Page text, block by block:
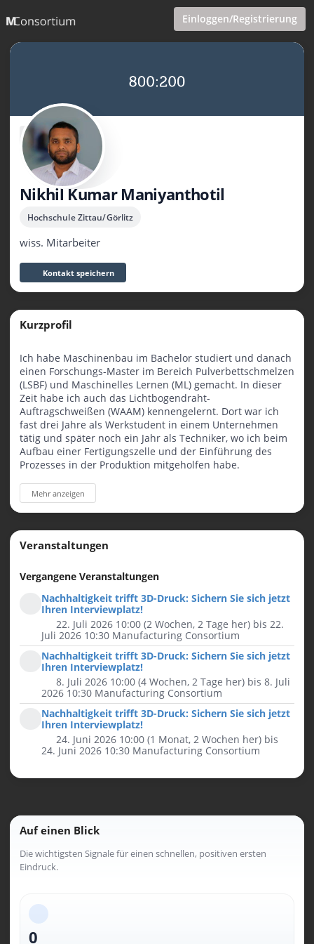
Einloggen/Registrierung
Nikhil Kumar Maniyanthotil
Hochschule Zittau/Görlitz
wiss. Mitarbeiter
Kontakt speichern
Kurzprofil
Ich habe Maschinenbau im Bachelor studiert und danach
einen Forschungs-Master im Bereich Pulverbettschmelzen
(LSBF) und Maschinelles Lernen (ML) gemacht. In dieser
Zeit habe ich auch das Lichtbogendraht-
Auftragschweißen (WAAM) kennengelernt. Dort war ich
fast drei Jahre als Werkstudent in einem Unternehmen
tätig und später noch ein Jahr als Techniker, wo ich beim
Aufbau einer Fertigungszelle und der Einführung des
Prozesses in der Produktion mitgeholfen habe.
Seit fast einem Jahr arbeite ich bei ZIRKON (HSZG) in
Zittau. Zusammen mit Forschungsinstituten wie IFW und
IWU bin ich im Projekt ProMaterialLausitz aktiv. Meine
Schwerpunkte liegen in der Lebenszyklusanalyse, der
Nachhaltigkeit und im WAAM.
Mehr anzeigen
Veranstaltungen
Vergangene Veranstaltungen
Nachhaltigkeit trifft 3D-Druck: Sichern Sie sich jetzt
Ihren Interviewplatz!
22. Juli 2026 10:00 (2 Wochen, 2 Tage her) bis 22.
Juli 2026 10:30 Manufacturing Consortium
Nachhaltigkeit trifft 3D-Druck: Sichern Sie sich jetzt
Ihren Interviewplatz!
8. Juli 2026 10:00 (4 Wochen, 2 Tage her) bis 8. Juli
2026 10:30 Manufacturing Consortium
Nachhaltigkeit trifft 3D-Druck: Sichern Sie sich jetzt
Ihren Interviewplatz!
24. Juni 2026 10:00 (1 Monat, 2 Wochen her) bis
24. Juni 2026 10:30 Manufacturing Consortium
Auf einen Blick
Die wichtigsten Signale für einen schnellen, positiven ersten
Eindruck.
0